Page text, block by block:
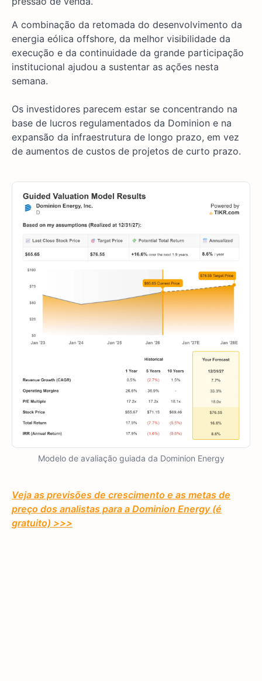
A combinação da retomada do desenvolvimento da
energia eólica offshore, da melhor visibilidade da
execução e da continuidade da grande participação
institucional ajudou a sustentar as ações nesta
semana.
Os investidores parecem estar se concentrando na
base de lucros regulamentados da Dominion e na
expansão da infraestrutura de longo prazo, em vez
de aumentos de custos de projetos de curto prazo.
Modelo de avaliação guiada da Dominion Energy
Veja as previsões de crescimento e as metas de
preço dos analistas para a Dominion Energy (é
gratuito) >>>